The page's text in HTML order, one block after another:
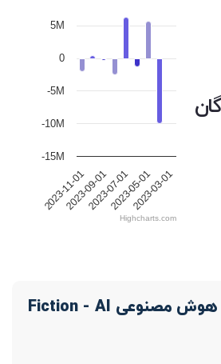
2023-11-01
2023-09-012023-07-012023-05-012023-03-01
-15M
-10M
-5M
0
5M
Highcharts.com
نحوه استفاده از هوش مصنوعی Fiction - AI